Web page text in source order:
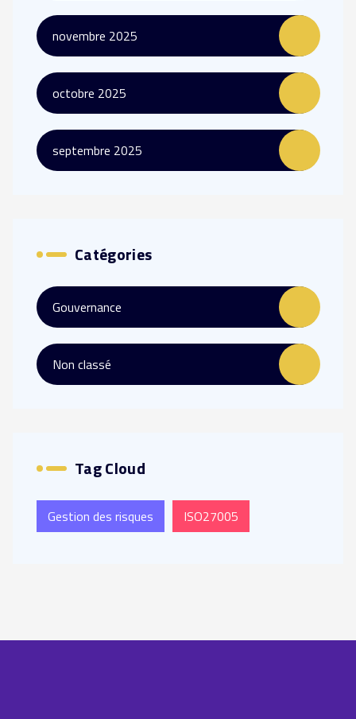
novembre 2025
octobre 2025
septembre 2025
Catégories
Gouvernance
Non classé
Tag Cloud
Gestion des risques ISO27005